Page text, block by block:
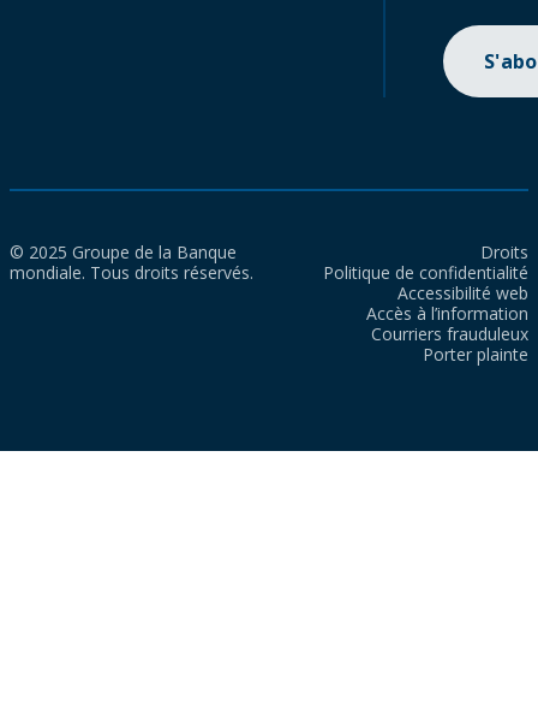
© 2025 Groupe de la Banque
mondiale. Tous droits réservés.
Droits
Politique de confidentialité
Accessibilité web
Accès à l’information
Courriers frauduleux
Porter plainte